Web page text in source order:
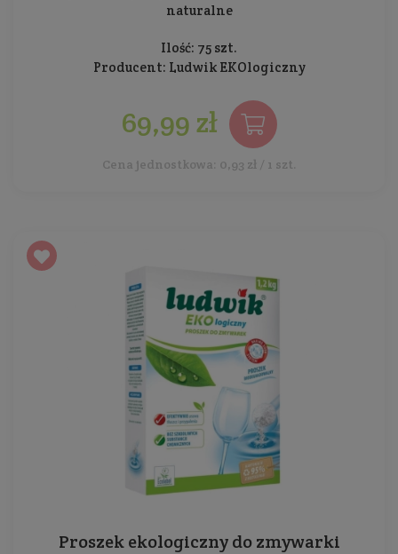
naturalne
Ilość: 75 szt.
Producent: Ludwik EKOlogiczny
69,99 zł
Cena jednostkowa: 0,93 zł / 1 szt.
Proszek ekologiczny do zmywarki